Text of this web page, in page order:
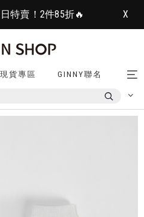
日特賣！2件85折🔥 X
現貨專區 GINNY聯名